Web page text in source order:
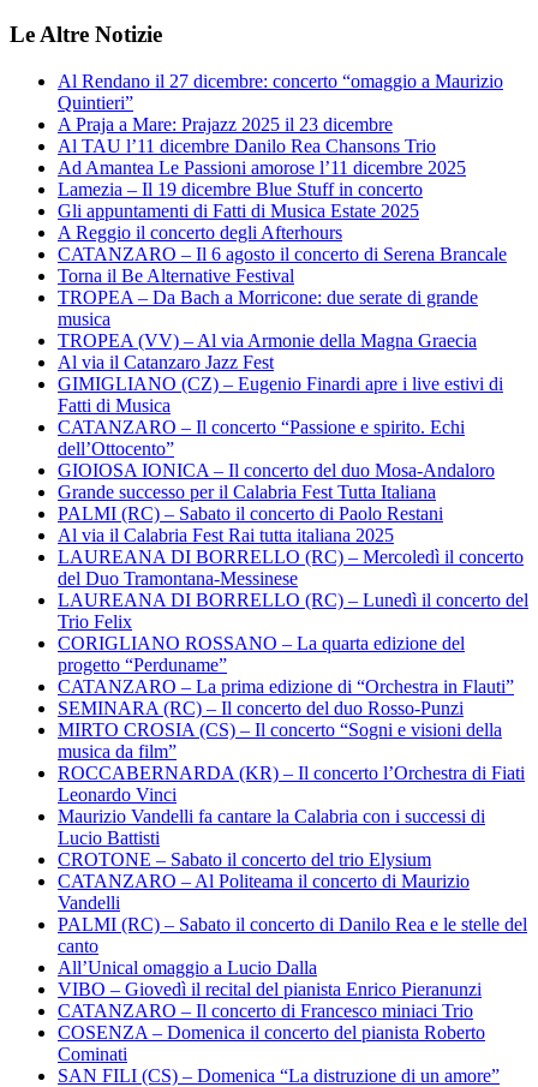
Le Altre Notizie
Al Rendano il 27 dicembre: concerto “omaggio a Maurizio
Quintieri”
A Praja a Mare: Prajazz 2025 il 23 dicembre
Al TAU l’11 dicembre Danilo Rea Chansons Trio
Ad Amantea Le Passioni amorose l’11 dicembre 2025
Lamezia – Il 19 dicembre Blue Stuff in concerto
Gli appuntamenti di Fatti di Musica Estate 2025
A Reggio il concerto degli Afterhours
CATANZARO – Il 6 agosto il concerto di Serena Brancale
Torna il Be Alternative Festival
TROPEA – Da Bach a Morricone: due serate di grande
musica
TROPEA (VV) – Al via Armonie della Magna Graecia
Al via il Catanzaro Jazz Fest
GIMIGLIANO (CZ) – Eugenio Finardi apre i live estivi di
Fatti di Musica
CATANZARO – Il concerto “Passione e spirito. Echi
dell’Ottocento”
GIOIOSA IONICA – Il concerto del duo Mosa-Andaloro
Grande successo per il Calabria Fest Tutta Italiana
PALMI (RC) – Sabato il concerto di Paolo Restani
Al via il Calabria Fest Rai tutta italiana 2025
LAUREANA DI BORRELLO (RC) – Mercoledì il concerto
del Duo Tramontana-Messinese
LAUREANA DI BORRELLO (RC) – Lunedì il concerto del
Trio Felix
CORIGLIANO ROSSANO – La quarta edizione del
progetto “Perduname”
CATANZARO – La prima edizione di “Orchestra in Flauti”
SEMINARA (RC) – Il concerto del duo Rosso-Punzi
MIRTO CROSIA (CS) – Il concerto “Sogni e visioni della
musica da film”
ROCCABERNARDA (KR) – Il concerto l’Orchestra di Fiati
Leonardo Vinci
Maurizio Vandelli fa cantare la Calabria con i successi di
Lucio Battisti
CROTONE – Sabato il concerto del trio Elysium
CATANZARO – Al Politeama il concerto di Maurizio
Vandelli
PALMI (RC) – Sabato il concerto di Danilo Rea e le stelle del
canto
All’Unical omaggio a Lucio Dalla
VIBO – Giovedì il recital del pianista Enrico Pieranunzi
CATANZARO – Il concerto di Francesco miniaci Trio
COSENZA – Domenica il concerto del pianista Roberto
Cominati
SAN FILI (CS) – Domenica “La distruzione di un amore”